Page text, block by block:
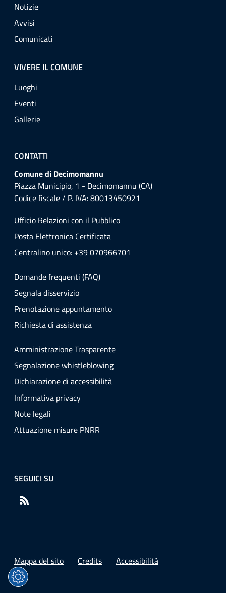
Notizie
Avvisi
Comunicati
VIVERE IL COMUNE
Luoghi
Eventi
Gallerie
CONTATTI
Comune di Decimomannu
Piazza Municipio, 1 - Decimomannu (CA)
Codice fiscale / P. IVA: 80013450921
Ufficio Relazioni con il Pubblico
Posta Elettronica Certificata
Centralino unico: +39 070966701
Domande frequenti (FAQ)
Segnala disservizio
Prenotazione appuntamento
Richiesta di assistenza
Amministrazione Trasparente
Segnalazione whistleblowing
Dichiarazione di accessibilità
Informativa privacy
Note legali
Attuazione misure PNRR
SEGUICI SU
Mappa del sito Credits Accessibilità